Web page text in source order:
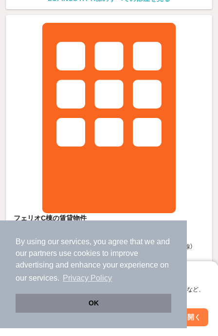
By using our services, you agree that we and
our partners use cookies to improve
advertising and enhance your experience on
our services.
Privacy Policy
OK
アプリに切り替えて、サクサクお部屋探し
会員登録なしですぐ使える。マップ検索やお気に入り保存など、
アプリを開く
フェリオC棟の賃貸物件
すべての写真
行橋駅 歩17 分 （日豊線など）
小波瀬西工大前駅 バス
分 （日豊線）
福岡県行橋市大字大野井1061-1
2階建 / 12年5ヶ月 / 木造
5.5万円
絞り込み条件を変更